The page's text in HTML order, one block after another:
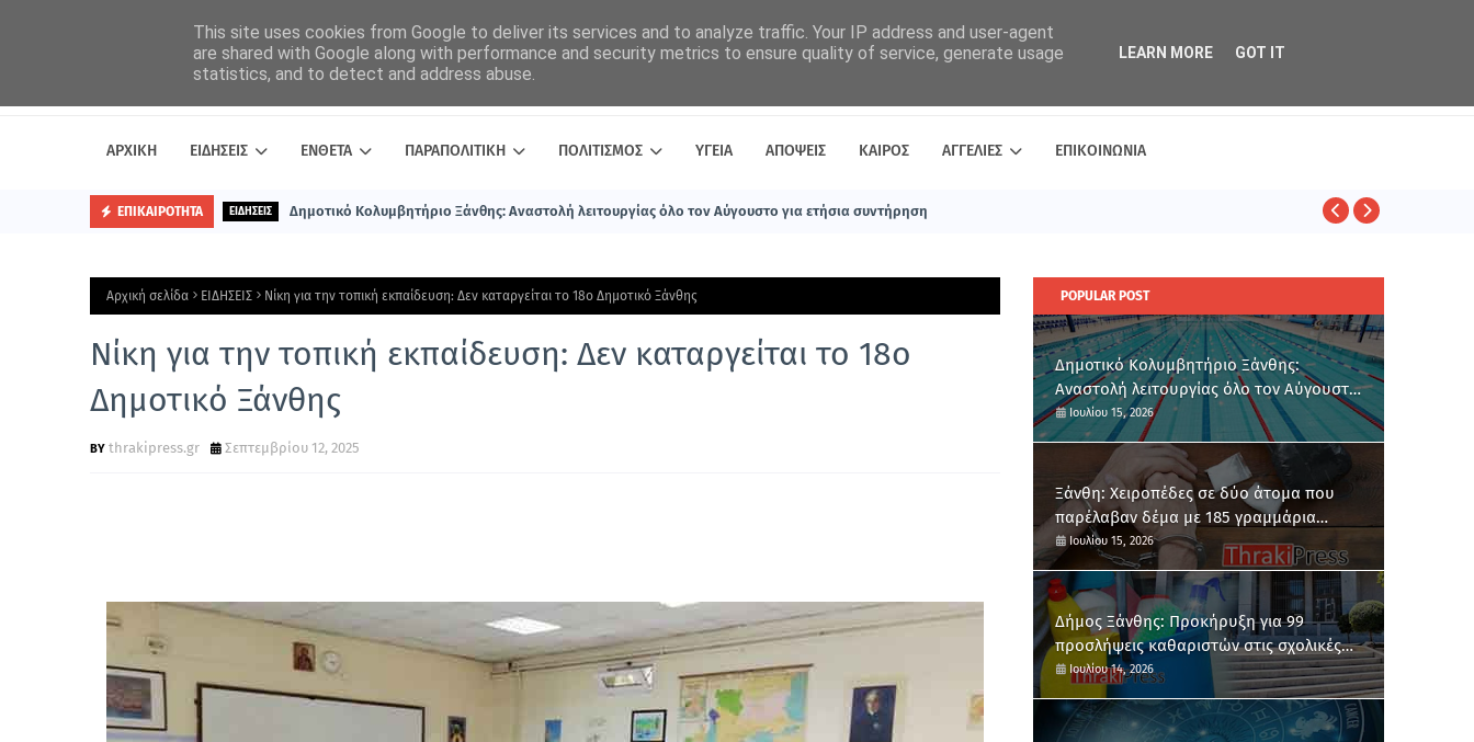
ΑΡΧΙΚΗ ΕΙΔΗΣΕΙΣ ΕΝΘΕΤΑ ΠΑΡΑΠΟΛΙΤΙΚΗ ΠΟΛΙΤΙΣΜΟΣ ΥΓΕΙΑ ΑΠΟΨΕΙΣ ΚΑΙΡΟΣ ΑΓΓΕΛΙΕΣ ΕΠΙΚΟΙΝΩΝΙΑ
ΕΠΙΚΑΙΡΟΤΗΤΑ ΕΙΔΗΣΕΙΣ Δημοτικό Κολυμβητήριο Ξάνθης: Αναστολή λειτουργίας όλο τον Αύγουστο για ετήσια συντήρηση
Αρχική σελίδα ΕΙΔΗΣΕΙΣ Νίκη για την τοπική εκπαίδευση: Δεν καταργείται το 18ο Δημοτικό Ξάνθης
Νίκη για την τοπική εκπαίδευση: Δεν καταργείται το 18ο
Δημοτικό Ξάνθης
thrakipress.gr Σεπτεμβρίου 12, 2025
POPULAR POST
Δημοτικό Κολυμβητήριο Ξάνθης:
Αναστολή λειτουργίας όλο τον Αύγουστο
για ετήσια συντήρηση
Ιουλίου 15, 2026
Ξάνθη: Χειροπέδες σε δύο άτομα που
παρέλαβαν δέμα με 185 γραμμάρια
κάνναβης
Ιουλίου 15, 2026
Δήμος Ξάνθης: Προκήρυξη για 99
προσλήψεις καθαριστών στις σχολικές
μονάδες
Ιουλίου 14, 2026
This site uses cookies from Google to deliver its services and to analyze traffic. Your IP address and user-agent
are shared with Google along with performance and security metrics to ensure quality of service, generate usage
statistics, and to detect and address abuse.
LEARN MORE GOT IT